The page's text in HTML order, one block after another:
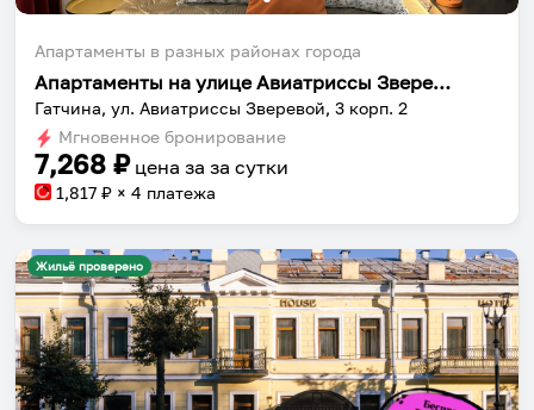
Апартаменты в разных районах города
Апартаменты на улице Авиатриссы Зверевой 3к2
Гатчина, ул. Авиатриссы Зверевой, 3 корп. 2
Мгновенное бронирование
7,268 ₽ цена за за сутки
1,817 ₽ × 4 платежа
Жильё проверено